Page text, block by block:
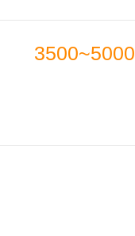
3500~5000